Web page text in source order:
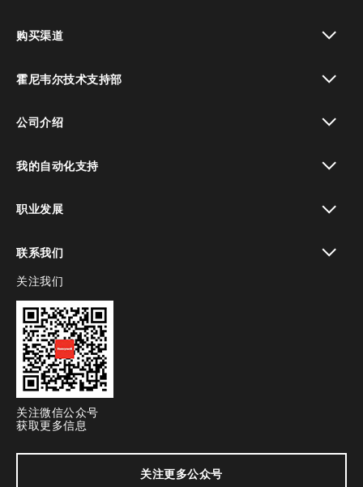
购买渠道
霍尼韦尔技术支持部
公司介绍
我的自动化支持
职业发展
联系我们
toggle view
关注我们
关注微信公众号
获取更多信息
关注更多公众号